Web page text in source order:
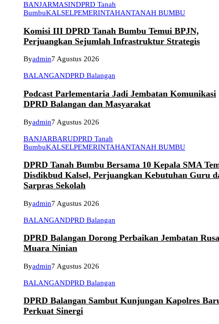
BANJARMASINDPRD Tanah
BumbuKALSELPEMERINTAHANTANAH BUMBU
Komisi III DPRD Tanah Bumbu Temui BPJN,
Perjuangkan Sejumlah Infrastruktur Strategis
Byadmin7 Agustus 2026
BALANGANDPRD Balangan
Podcast Parlementaria Jadi Jembatan Komunikasi
DPRD Balangan dan Masyarakat
Byadmin7 Agustus 2026
BANJARBARUDPRD Tanah
BumbuKALSELPEMERINTAHANTANAH BUMBU
DPRD Tanah Bumbu Bersama 10 Kepala SMA
Disdikbud Kalsel, Perjuangkan Kebutuhan Guru
Sarpras Sekolah
Byadmin7 Agustus 2026
BALANGANDPRD Balangan
DPRD Balangan Dorong Perbaikan Jembatan
Muara Ninian
Byadmin7 Agustus 2026
BALANGANDPRD Balangan
DPRD Balangan Sambut Kunjungan Kapolres
Perkuat Sinergi